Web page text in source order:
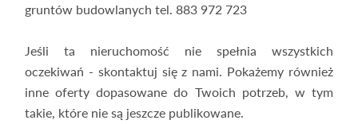
gruntów budowlanych tel. 883 972 723
Jeśli ta nieruchomość nie spełnia wszystkich
oczekiwań - skontaktuj się z nami. Pokażemy również
inne oferty dopasowane do Twoich potrzeb, w tym
takie, które nie są jeszcze publikowane.